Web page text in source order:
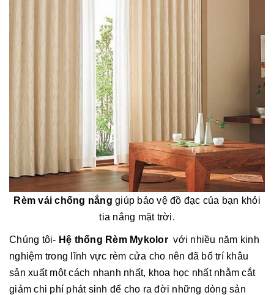
Rèm vải chống nắng giúp bảo vệ đồ đạc của bạn khỏi
tia nắng mặt trời.
Chúng tôi- Hệ thống Rèm Mykolorvới nhiều năm kinh
nghiệm trong lĩnh vực rèm cửa cho nên đã bố trí khâu
sản xuất một cách nhanh nhất, khoa học nhất nhằm cắt
giảm chi phí phát sinh để cho ra đời những dòng sản